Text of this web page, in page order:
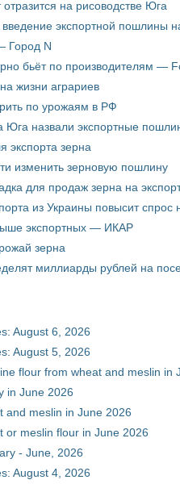
на рисоводстве Юга
введение экспортной пошлины
Город N
бьёт по производителям —
жизни аграриев
по урожаям в РФ
Юга назвали экспортные
экспорта зерна
изменить зерновую пошлину
для продаж зерна на
из Украины повысит
экспортных — ИКАР
зерна
миллиарды рублей на
August 6, 2026
August 5, 2026
flour from wheat and meslin in
in June 2026
and meslin in June 2026
or meslin flour in June 2026
- June, 2026
August 4, 2026